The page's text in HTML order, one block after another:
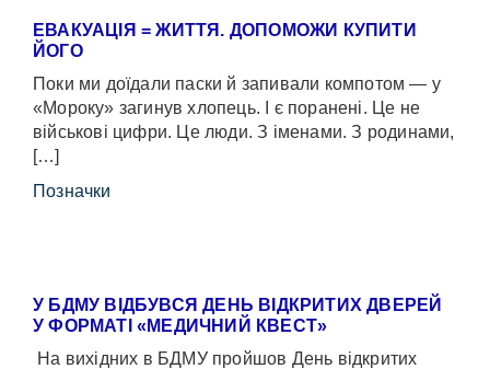
ЕВАКУАЦІЯ = ЖИТТЯ. ДОПОМОЖИ КУПИТИ
ЙОГО
Поки ми доїдали паски й запивали компотом — у
«Мороку» загинув хлопець. І є поранені. Це не
військові цифри. Це люди. З іменами. З родинами,
[…]
Позначки
У БДМУ ВІДБУВСЯ ДЕНЬ ВІДКРИТИХ ДВЕРЕЙ
У ФОРМАТІ «МЕДИЧНИЙ КВЕСТ»
На вихідних в БДМУ пройшов День відкритих